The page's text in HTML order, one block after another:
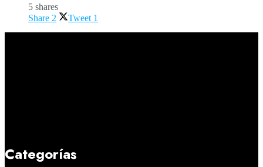
5 shares
Share 2 Tweet 1
Categorías